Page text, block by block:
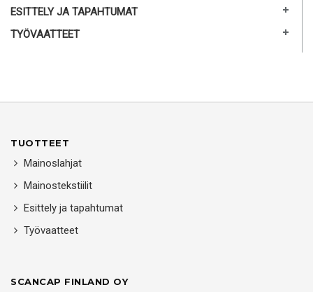
ESITTELY JA TAPAHTUMAT
TYÖVAATTEET
TUOTTEET
Mainoslahjat
Mainostekstiilit
Esittely ja tapahtumat
Työvaatteet
SCANCAP FINLAND OY